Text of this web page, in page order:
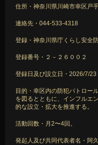
住所・神奈川県川崎市幸区戸
連絡先・044-533-4318
登録・神奈川県庁くらし安全
登録番号・２－２６００２
登録日及び設立日・2026/7/
目的・幸区内の防犯パトロー
を図るとともに、インフルエ
的な設立・拡大を推進する。
活動回数・月2〜4回。
発起人及び共同代表者名・阿